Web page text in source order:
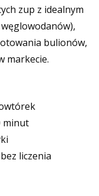
zup z idealnym
węglowodanów),
bulionów,
markecie.
minut
liczenia